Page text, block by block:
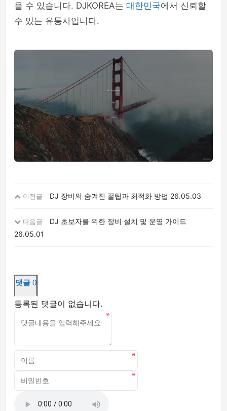
을 수 있습니다. DJKOREA는 대한민국에서 신뢰할
수 있는 유통사입니다.
이전글 DJ 장비의 숨겨진 꿀팁과 최적화 방법 26.05.03
다음글
DJ 초보자를 위한 장비 설치 및 운영 가이드
26.05.01
댓글 0
등록된 댓글이 없습니다.